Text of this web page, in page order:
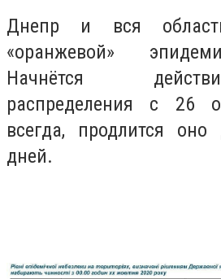
Днепр и вся
«оранжевой»
Начнётся
распределения с 26
всегда, продлится
дней.